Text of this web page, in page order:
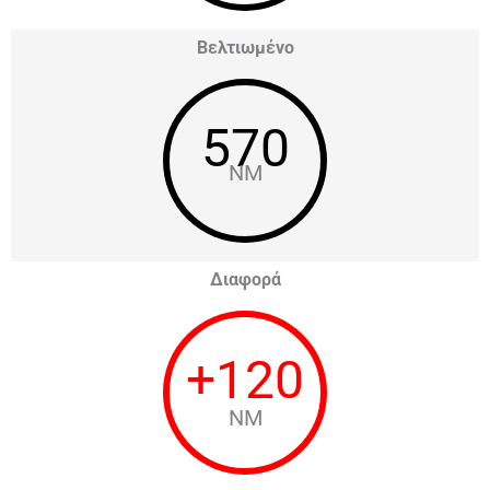
Βελτιωμένο
570
NM
Διαφορά
+120
NM